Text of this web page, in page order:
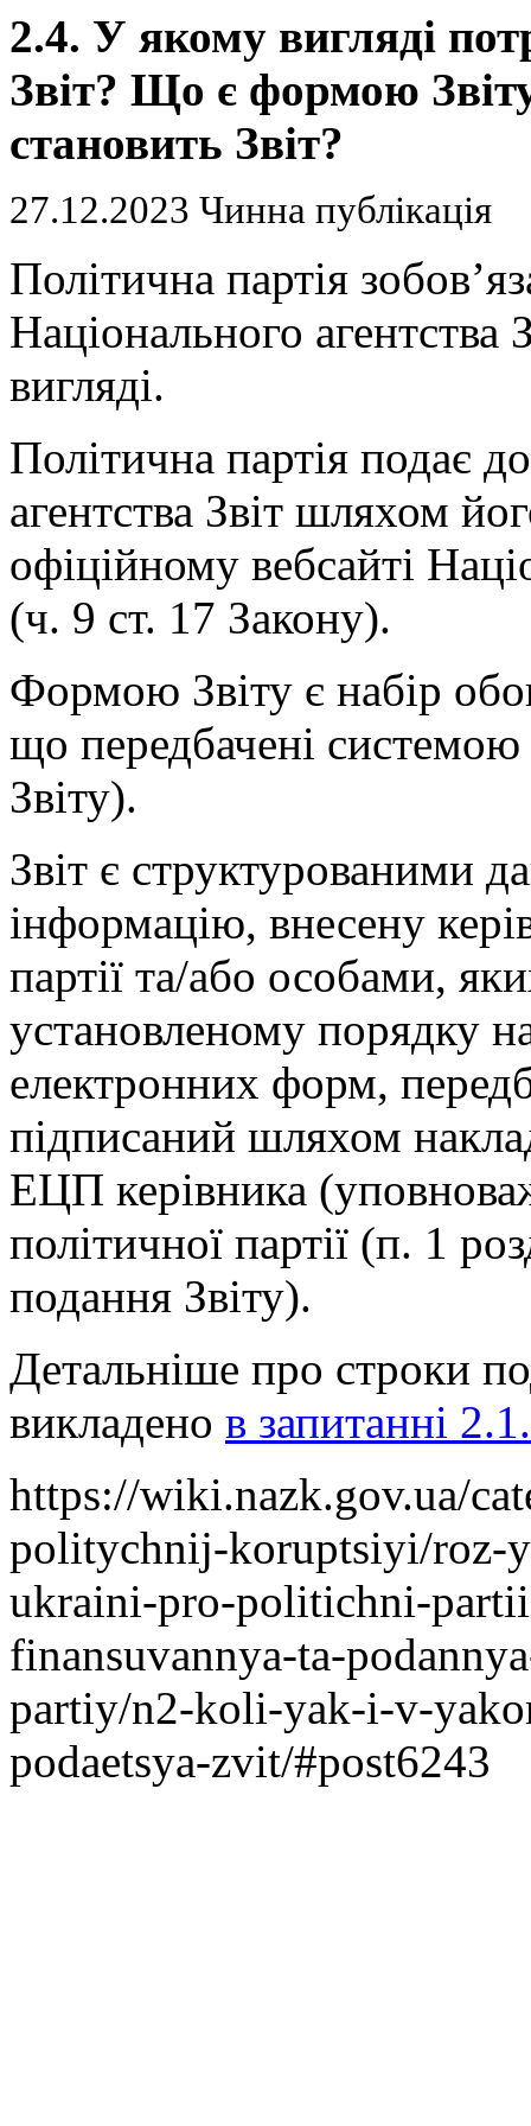
2.4. У якому вигляді
Звіт? Що є формою
становить Звіт?
27.12.2023 Чинна публікація
Політична партія
Національного агентства
вигляді.
Політична партія подає
агентства Звіт шляхом
офіційному вебсайті
(ч. 9 ст. 17 Закону).
Формою Звіту є набір
що передбачені
Звіту).
Звіт є структурованими
інформацію, внесену
партії та/або особами,
установленому порядку
електронних форм,
підписаний шляхом
ЕЦП керівника
політичної партії (п. 1
подання Звіту).
Детальніше про строки
викладено в запитанні 2.1.
https://wiki.nazk.gov.ua/
politychnij-koruptsiyi/roz-
ukraini-pro-politichni-
finansuvannya-ta-
partiy/n2-koli-yak-i-v-
podaetsya-zvit/#post6243